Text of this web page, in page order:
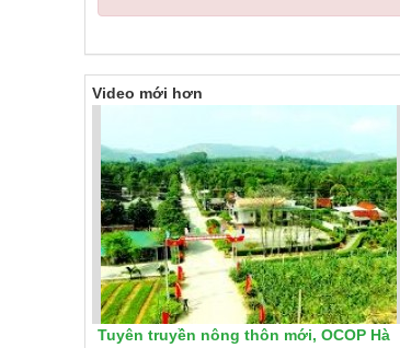
Video mới hơn
Tuyên truyền nông thôn mới, OCOP Hà